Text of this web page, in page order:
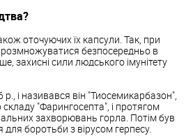
оточуючих їх капсули. Так, при
безпосередньо в
захисні сили людського імунітету
і називався він "Тиосемикарбазон",
"Фарингосепта", і протягом
захворювань горла. Потім був
боротьби з вірусом герпесу.